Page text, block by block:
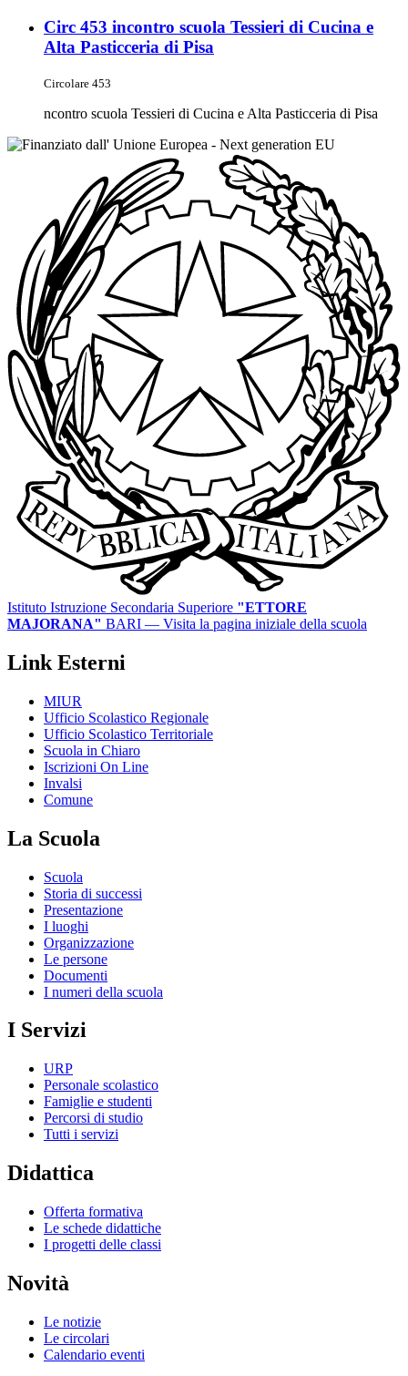
Circ 453 incontro scuola Tessieri di Cucina e
Alta Pasticceria di Pisa
Circolare 453
ncontro scuola Tessieri di Cucina e Alta Pasticceria di Pisa
Istituto Istruzione Secondaria Superiore "ETTORE
MAJORANA" BARI — Visita la pagina iniziale della scuola
Link Esterni
MIUR
Ufficio Scolastico Regionale
Ufficio Scolastico Territoriale
Scuola in Chiaro
Iscrizioni On Line
Invalsi
Comune
La Scuola
Scuola
Storia di successi
Presentazione
I luoghi
Organizzazione
Le persone
Documenti
I numeri della scuola
I Servizi
URP
Personale scolastico
Famiglie e studenti
Percorsi di studio
Tutti i servizi
Didattica
Offerta formativa
Le schede didattiche
I progetti delle classi
Novità
Le notizie
Le circolari
Calendario eventi